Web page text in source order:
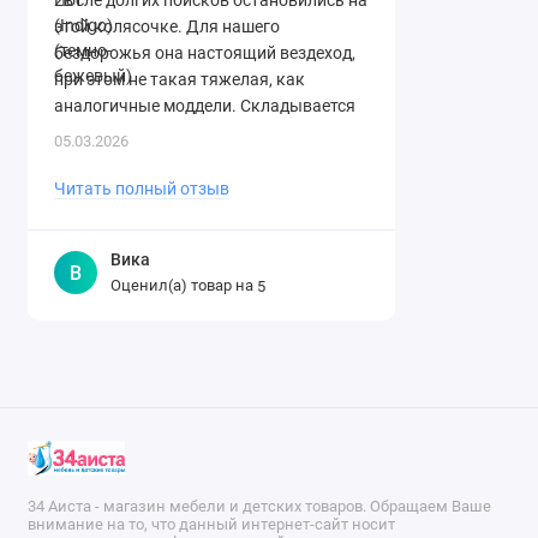
этой колясочке. Для нашего
бездорожья она настоящий вездеход,
при этом не такая тяжелая, как
аналогичные моддели. Складывается
легко. Спасибо огромное магазину за ..
05.03.2026
Читать полный отзыв
В
Вика
Оценил(а) товар на 5
34 Аиста - магазин мебели и детских товаров. Обращаем Ваше
внимание на то, что данный интернет-сайт носит